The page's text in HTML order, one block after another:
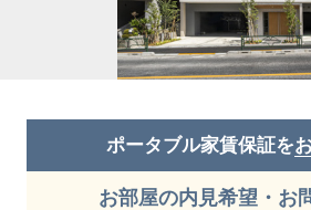
ポータブル家賃保証を
お部屋の内見希望・お